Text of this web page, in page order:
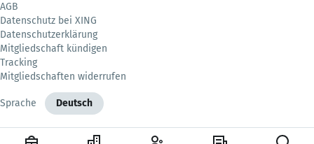
AGB
Datenschutz bei XING
Datenschutzerklärung
Mitgliedschaft kündigen
Tracking
Mitgliedschaften widerrufen
Sprache Deutsch